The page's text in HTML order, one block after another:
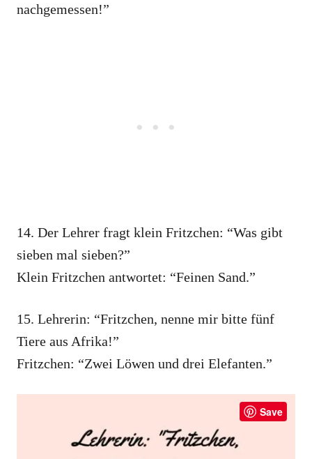
nachgemessen!”
14. Der Lehrer fragt klein Fritzchen: “Was gibt
sieben mal sieben?”
Klein Fritzchen antwortet: “Feinen Sand.”
15. Lehrerin: “Fritzchen, nenne mir bitte fünf
Tiere aus Afrika!”
Fritzchen: “Zwei Löwen und drei Elefanten.”
Save